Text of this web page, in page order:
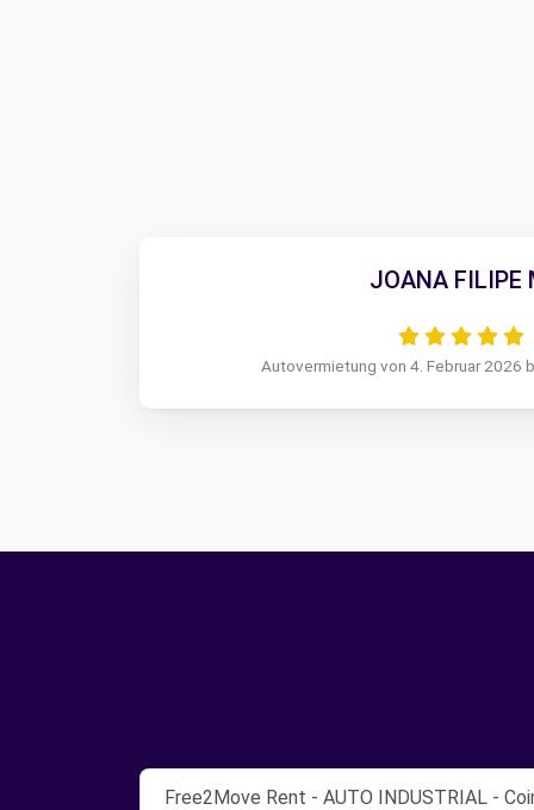
JOANA FILIPE
Autovermietung von 4. Februar 2026
Free2Move Rent - AUTO INDUSTRIAL -